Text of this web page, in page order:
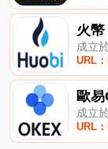
火幣
成立
URL
歐
成立
URL